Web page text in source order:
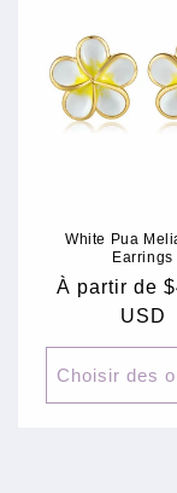
White Pua
Earrings
Prix
À partir de
USD
Choisir des